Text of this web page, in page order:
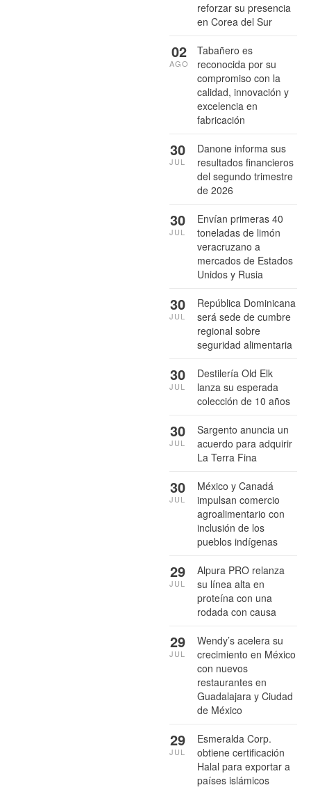
reforzar su presencia
en Corea del Sur
Tabañero es
reconocida por su
compromiso con la
calidad, innovación y
excelencia en
fabricación
02
AGO
Danone informa sus
resultados financieros
del segundo trimestre
de 2026
30
JUL
Envían primeras 40
toneladas de limón
veracruzano a
mercados de Estados
Unidos y Rusia
30
JUL
República Dominicana
será sede de cumbre
regional sobre
seguridad alimentaria
30
JUL
Destilería Old Elk
lanza su esperada
colección de 10 años
30
JUL
Sargento anuncia un
acuerdo para adquirir
La Terra Fina
30
JUL
México y Canadá
impulsan comercio
agroalimentario con
inclusión de los
pueblos indígenas
30
JUL
Alpura PRO relanza
su línea alta en
proteína con una
rodada con causa
29
JUL
Wendy’s acelera su
crecimiento en México
con nuevos
restaurantes en
Guadalajara y Ciudad
de México
29
JUL
Esmeralda Corp.
obtiene certificación
Halal para exportar a
países islámicos
29
JUL